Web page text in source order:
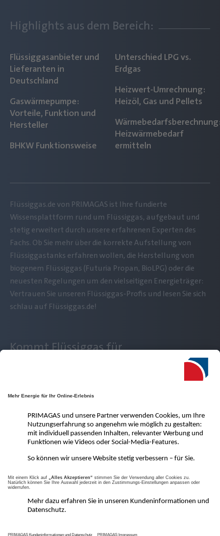
Highlights aus dem Bereich:
Flüssiggasanbieter und
Lieferanten in
Deutschland
Gaswärmepumpe:
Vorteile, Funktion und
Hersteller
BHKW Funktionsweise
Unterschied LPG vs.
Erdgas
Heizwert-Umrechnung:
Heizöl, Gas und Pellets
Heizwärmebedarf
ermitteln
Kommt Flüssiggas für
VoraussetzungsCheck
Kontakt
Flüssiggas.de von PRIMAGAS ist Ihre fundierte
Wissensplattform rund um Flüssiggas, aufgebaut und
stetig erweitert durch unsere erfahrenen Experten des
Fachs. Ob Sie mehr über die korrekte Aufstellung von
Flüssiggastanks erfahren wollen, die Herstellung von
biogenem Flüssiggas (Futuria Propan, BioLPG) oder die
neuesten Regelungen um den vielseitigen Energieträger:
Vertrauen Sie unseren Flüssiggas-Profis und lesen Sie sich
schlau auf Flüssiggas.de!